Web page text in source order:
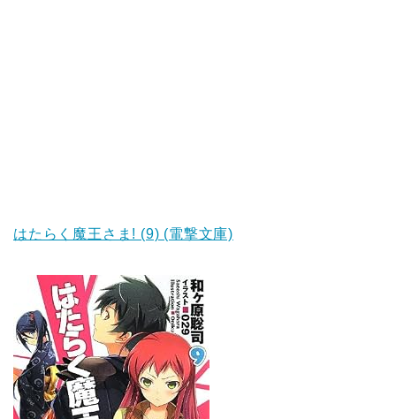
はたらく魔王さま! (9) (電撃文庫)